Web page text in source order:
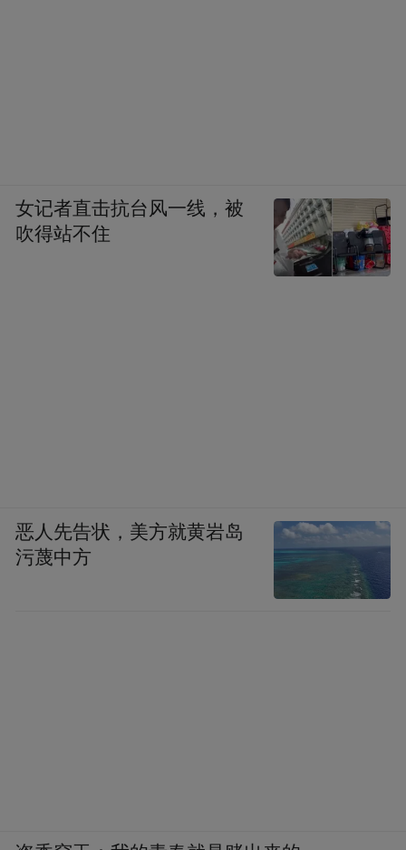
女记者直击抗台风一线，被
吹得站不住
恶人先告状，美方就黄岩岛
污蔑中方